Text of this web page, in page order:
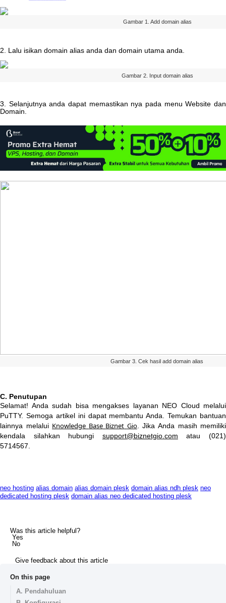
Gambar 1 Add domain alias
2 Lalu isikan domain alias anda dan domain utama anda
Gambar 2 Input domain alias
3 Selanjutnya anda dapat memastikan nya pada menu Website dan
Domain
Gambar 3. Cek hasil add domain alias
C. Penutupan
Selamat! Anda sudah bisa mengakses layanan NEO Cloud melalui
PuTTY. Semoga artikel ini dapat membantu Anda Temukan bantuan
lainnya melalui Knowledge Base Biznet Gio. Jika Anda masih memiliki
kendala
silahkan hubungi support@biznetgio. com atau (021)
5714567
neo hosting alias domain alias domain plesk domain alias ndh plesk neo
dedicated hosting plesk domain alias neo dedicated hosting plesk
Was this article helpful?
Yes
No
Give feedback about this article
On this page
A. Pendahuluan